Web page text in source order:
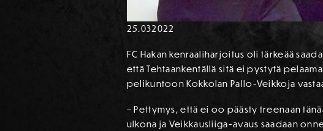
25.032022
FC Hakan kenraaliharjoitus oli tärkeää
että Tehtaankentällä sitä ei pystytä
pelikuntoon Kokkolan Pallo-Veikkoja
– Pettymys, että ei oo päästy treenaan
ulkona ja Veikkausliiga-avaus saadaan